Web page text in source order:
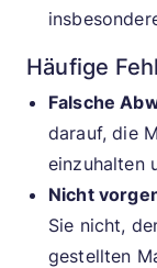
Häufige
Falsche
darauf, die
einzuhalten
Nicht
Sie nicht,
gestellten